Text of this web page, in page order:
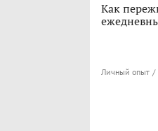
Как
Личный опыт /